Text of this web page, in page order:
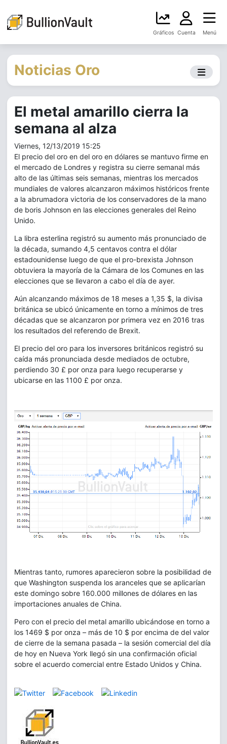
Gráficos Cuenta Menú
Noticias Oro
El metal amarillo cierra la
semana al alza
Viernes, 12/13/2019 15:25
El precio del oro en del oro en dólares se mantuvo firme en
el mercado de Londres y registra su cierre semanal más
alto de las últimas seis semanas, mientras los mercados
mundiales de valores alcanzaron máximos históricos frente
a la abrumadora victoria de los conservadores de la mano
de boris Johnson en las elecciones generales del Reino
Unido.
La libra esterlina registró su aumento más pronunciado de
la década, sumando 4,5 centavos contra el dólar
estadounidense luego de que el pro-brexista Johnson
obtuviera la mayoría de la Cámara de los Comunes en las
elecciones que se llevaron a cabo el día de ayer.
Aún alcanzando máximos de 18 meses a 1,35 $, la divisa
británica se ubicó únicamente en torno a mínimos de tres
décadas que se alcanzaron por primera vez en 2016 tras
los resultados del referendo de Brexit.
El precio del oro para los inversores británicos registró su
caída más pronunciada desde mediados de octubre,
perdiendo 30 £ por onza para luego recuperarse y
ubicarse en las 1100 £ por onza.
Mientras tanto, rumores aparecieron sobre la posibilidad de
que Washington suspenda los aranceles que se aplicarían
este domingo sobre 160.000 millones de dólares en las
importaciones anuales de China.
Pero con el precio del metal amarillo ubicándose en torno a
los 1469 $ por onza – más de 10 $ por encima de del valor
de cierre de la semana pasada – la sesión comercial del día
de hoy en Nueva York llegó sin una confirmación oficial
sobre el acuerdo comercial entre Estado Unidos y China.